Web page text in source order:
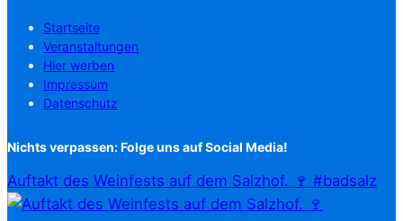
Startseite
Veranstaltungen
Hier werben
Impressum
Datenschutz
Nichts verpassen: Folge uns auf Social Media!
Auftakt des Weinfests auf dem Salzhof. 🍷 #badsalz